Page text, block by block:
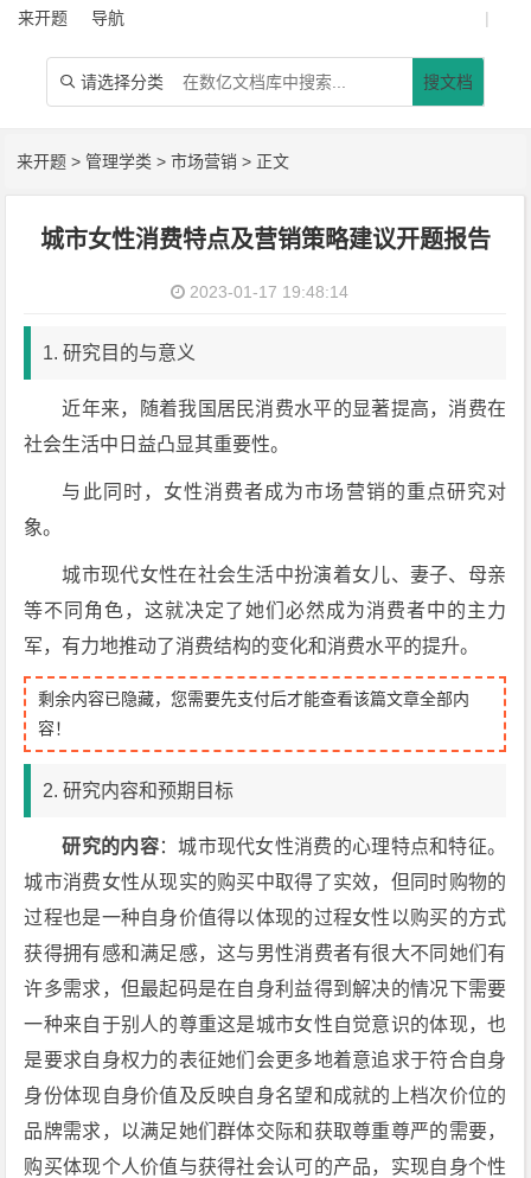
来开题 导航 |
 请选择分类 搜文档
来开题 >管理学类 >市场营销 > 正文
城市女性消费特点及营销策略建议开题报告
2023-01-17 19:48:14
1. 研究目的与意义
近年来，随着我国居民消费水平的显著提高，消费在
社会生活中日益凸显其重要性。
与此同时，女性消费者成为市场营销的重点研究对
象。
城市现代女性在社会生活中扮演着女儿、妻子、母亲
等不同角色，这就决定了她们必然成为消费者中的主力
军，有力地推动了消费结构的变化和消费水平的提升。
剩余内容已隐藏，您需要先支付后才能查看该篇文章全部内
容！
2. 研究内容和预期目标
研究的内容：城市现代女性消费的心理特点和特征。
城市消费女性从现实的购买中取得了实效，但同时购物的
过程也是一种自身价值得以体现的过程女性以购买的方式
获得拥有感和满足感，这与男性消费者有很大不同她们有
许多需求，但最起码是在自身利益得到解决的情况下需要
一种来自于别人的尊重这是城市女性自觉意识的体现，也
是要求自身权力的表征她们会更多地着意追求于符合自身
身份体现自身价值及反映自身名望和成就的上档次价位的
品牌需求，以满足她们群体交际和获取尊重尊严的需要，
购买体现个人价值与获得社会认可的产品，实现自身个性